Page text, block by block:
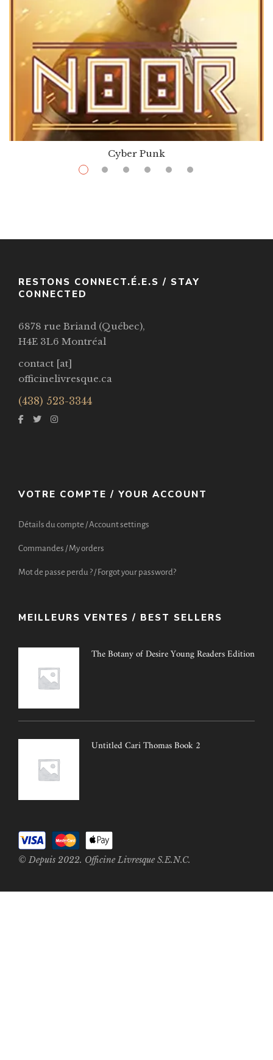
Cyber Punk
$ 13.99 $36.00
RESTONS CONNECT.É.E.S / STAY
CONNECTED
6878 rue Briand (Québec),
H4E 3L6 Montréal
contact [at]
officinelivresque.ca
(438) 523-3344
VOTRE COMPTE / YOUR ACCOUNT
Détails du compte / Account settings
Commandes / My orders
Mot de passe perdu ? / Forgot your password?
MEILLEURS VENTES / BEST SELLERS
The Botany of Desire Young Readers Edition
Untitled Cari Thomas Book 2
© Depuis 2022. Officine Livresque S.E.N.C.